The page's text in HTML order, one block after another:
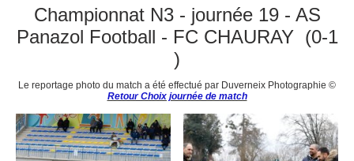
Championnat N3 - journée 19 - AS
Panazol Football - FC CHAURAY (0-1
)
Le reportage photo du match a été effectué par Duverneix Photographie ©
Retour Choix journée de match